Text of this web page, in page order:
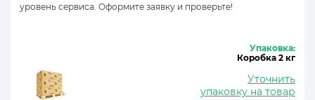
уровень сервиса. Оформите заявку и проверьте!
Упаковка:
Коробка 2 кг
Уточнить
упаковку на товар